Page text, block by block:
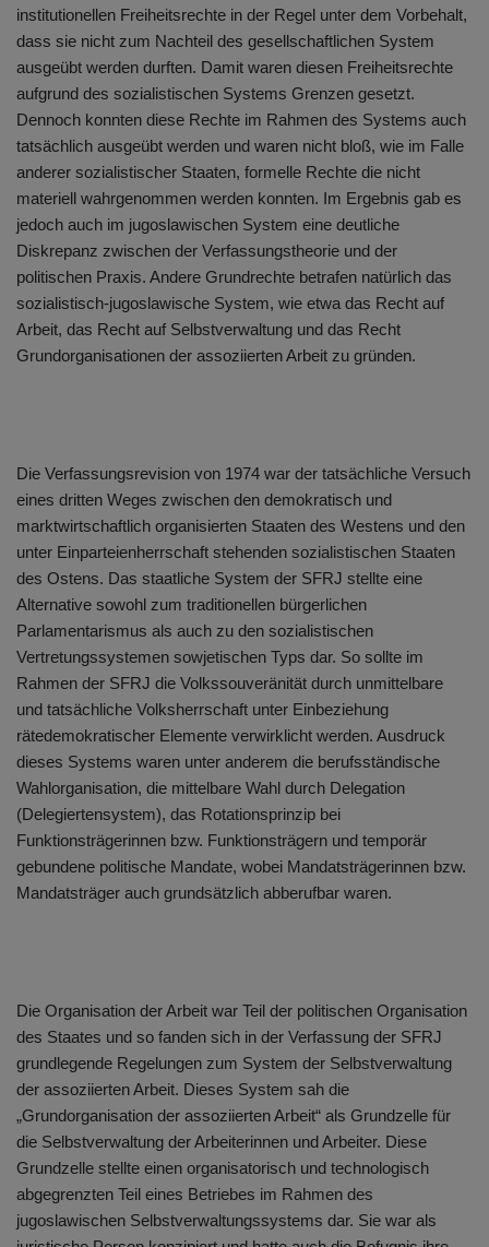
institutionellen Freiheitsrechte in der Regel unter dem Vorbehalt,
dass sie nicht zum Nachteil des gesellschaftlichen System
ausgeübt werden durften. Damit waren diesen Freiheitsrechte
aufgrund des sozialistischen Systems Grenzen gesetzt.
Dennoch konnten diese Rechte im Rahmen des Systems auch
tatsächlich ausgeübt werden und waren nicht bloß, wie im Falle
anderer sozialistischer Staaten, formelle Rechte die nicht
materiell wahrgenommen werden konnten. Im Ergebnis gab es
jedoch auch im jugoslawischen System eine deutliche
Diskrepanz zwischen der Verfassungstheorie und der
politischen Praxis. Andere Grundrechte betrafen natürlich das
sozialistisch-jugoslawische System, wie etwa das Recht auf
Arbeit, das Recht auf Selbstverwaltung und das Recht
Grundorganisationen der assoziierten Arbeit zu gründen.
Die Verfassungsrevision von 1974 war der tatsächliche Versuch
eines dritten Weges zwischen den demokratisch und
marktwirtschaftlich organisierten Staaten des Westens und den
unter Einparteienherrschaft stehenden sozialistischen Staaten
des Ostens. Das staatliche System der SFRJ stellte eine
Alternative sowohl zum traditionellen bürgerlichen
Parlamentarismus als auch zu den sozialistischen
Vertretungssystemen sowjetischen Typs dar. So sollte im
Rahmen der SFRJ die Volkssouveränität durch unmittelbare
und tatsächliche Volksherrschaft unter Einbeziehung
rätedemokratischer Elemente verwirklicht werden. Ausdruck
dieses Systems waren unter anderem die berufsständische
Wahlorganisation, die mittelbare Wahl durch Delegation
(Delegiertensystem), das Rotationsprinzip bei
Funktionsträgerinnen bzw. Funktionsträgern und temporär
gebundene politische Mandate, wobei Mandatsträgerinnen bzw.
Mandatsträger auch grundsätzlich abberufbar waren.
Die Organisation der Arbeit war Teil der politischen Organisation
des Staates und so fanden sich in der Verfassung der SFRJ
grundlegende Regelungen zum System der Selbstverwaltung
der assoziierten Arbeit. Dieses System sah die
„Grundorganisation der assoziierten Arbeit“ als Grundzelle für
die Selbstverwaltung der Arbeiterinnen und Arbeiter. Diese
Grundzelle stellte einen organisatorisch und technologisch
abgegrenzten Teil eines Betriebes im Rahmen des
jugoslawischen Selbstverwaltungssystems dar. Sie war als